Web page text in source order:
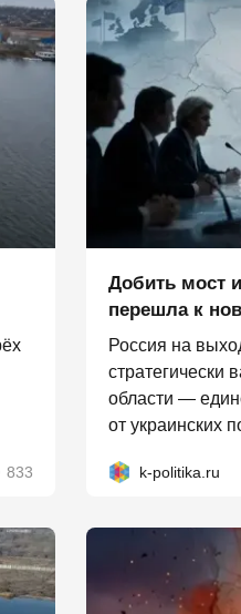
833
Добить мост
перешла к
Россия на
стратегически
области —
от украинских
k-politika.ru